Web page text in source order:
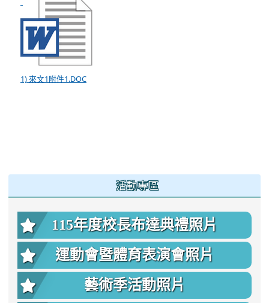
1) 來文1附件1.DOC
活動專區
115年度校長布達典禮照片
運動會暨體育表演會照片
藝術季活動照片